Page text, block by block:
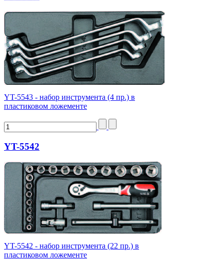
YT-5543 - набор инструмента (4 пр.) в
пластиковом ложементе
YT-5542
YT-5542 - набор инструмента (22 пр.) в
пластиковом ложементе